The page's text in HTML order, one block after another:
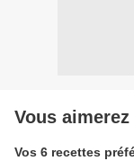
Vous
Vos 6 recettes